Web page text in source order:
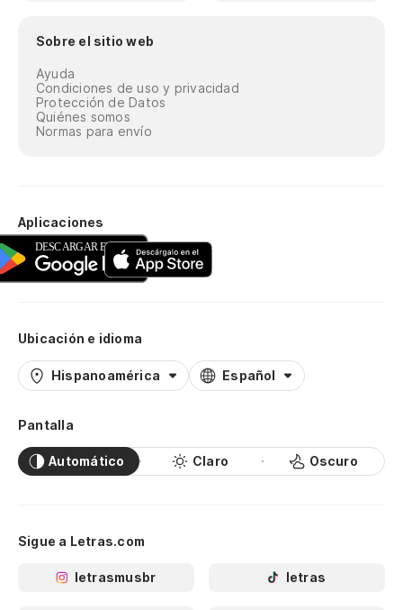
Sobre el sitio web
Ayuda
Condiciones de uso y privacidad
Protección de Datos
Quiénes somos
Normas para envío
Aplicaciones
Ubicación e idioma
Hispanoamérica Español
Pantalla
Automático Claro Oscuro
Sigue a Letras.com
letrasmusbr letras